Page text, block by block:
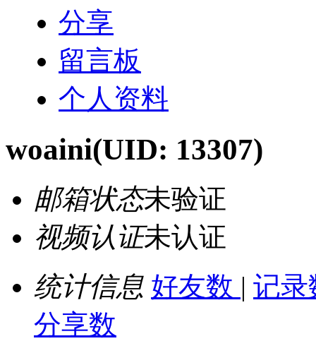
分享
留言板
个人资料
woaini(UID: 13307)
邮箱状态未验证
视频认证未认证
统计信息 好友数 | 记
分享数